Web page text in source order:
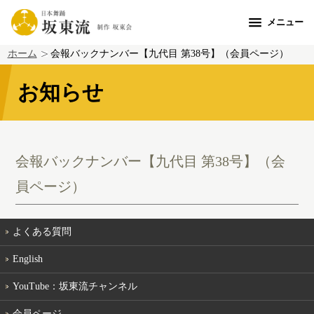
メニュー
ホーム 会報バックナンバー【九代目 第38号】（会員ページ）
お知らせ
会報バックナンバー【九代目 第38号】（会
員ページ）
よくある質問
English
YouTube：坂東流チャンネル